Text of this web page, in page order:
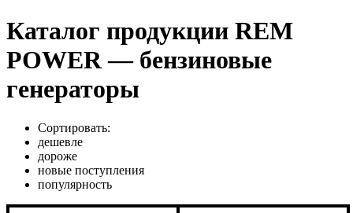
Каталог продукции REM
POWER — бензиновые
генераторы
Сортировать:
дешевле
дороже
новые поступления
популярность